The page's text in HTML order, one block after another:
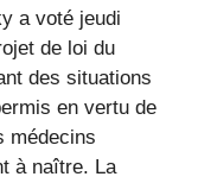
a voté jeudi
de loi du
des situations
en vertu de
médecins
à naître. La